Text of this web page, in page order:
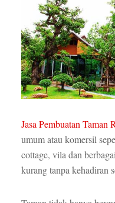
Jasa Pembuatan Taman
umum atau komersil
cottage, vila dan
kurang tanpa kehadiran